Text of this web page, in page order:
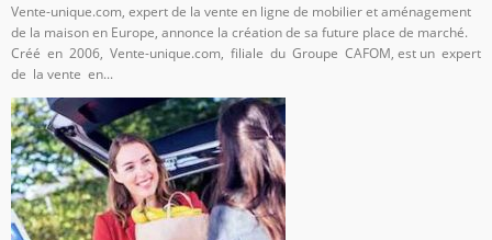
Vente-unique.com, expert de la vente en ligne de mobilier et aménagement
de la maison en Europe, annonce la création de sa future place de marché.
Créé en 2006, Vente-unique.com, filiale du Groupe CAFOM, est un expert
de la vente en...